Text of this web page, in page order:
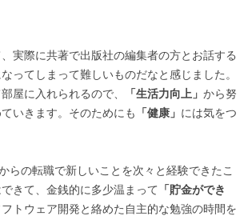
実際に共著で出版社の編集者の方とお話する
ってしまって難しいものだなと感じました。
屋に入れられるので、 「生活力向上」 から努
いきます。そのためにも
「健康」 には気をつ
らの転職で新しいことを次々と経験できたこ
できて、金銭的に多少温まって
「貯金ができ
トウェア開発と絡めた自主的な勉強の時間を